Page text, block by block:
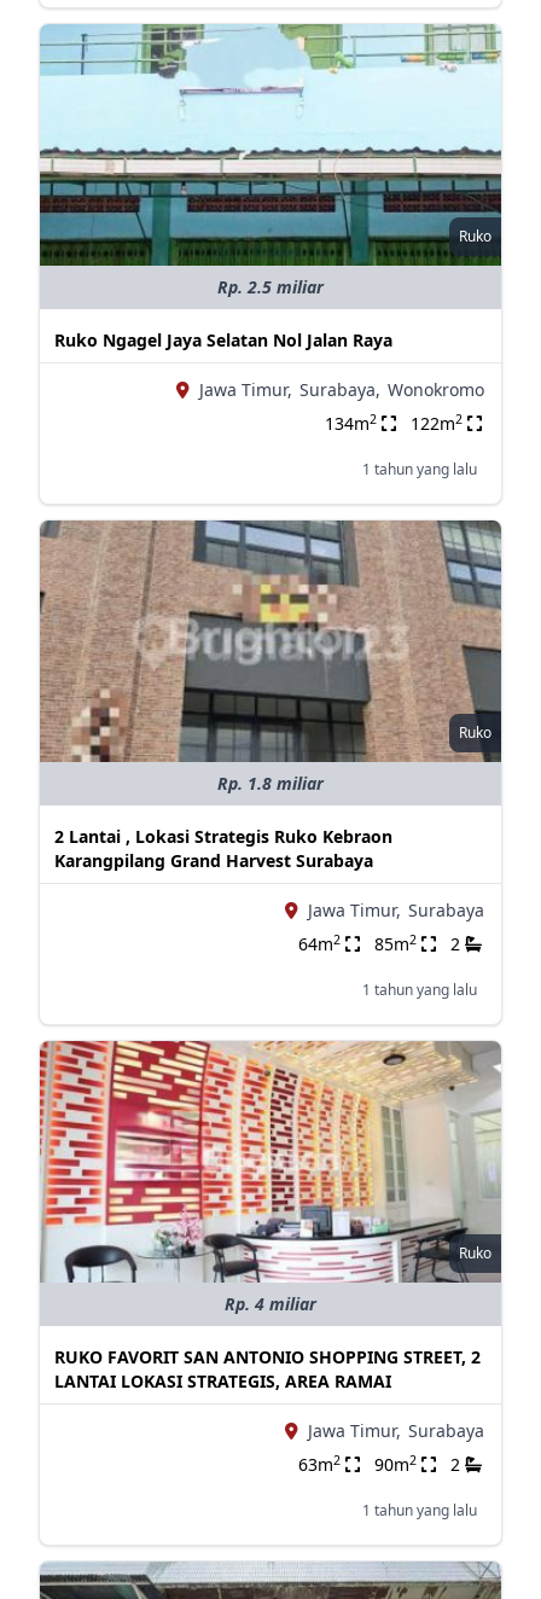
Ruko
Rp. 2.5 miliar
Ruko Ngagel Jaya Selatan Nol Jalan Raya
Jawa Timur, Surabaya, Wonokromo
134m2 122m2
1 tahun yang lalu
Ruko
Rp. 1.8 miliar
2 Lantai , Lokasi Strategis Ruko Kebraon
Karangpilang Grand Harvest Surabaya
Jawa Timur, Surabaya
64m2 85m2 2
1 tahun yang lalu
Ruko
Rp. 4 miliar
RUKO FAVORIT SAN ANTONIO SHOPPING STREET, 2
LANTAI LOKASI STRATEGIS, AREA RAMAI
Jawa Timur, Surabaya
63m2 90m2 2
1 tahun yang lalu